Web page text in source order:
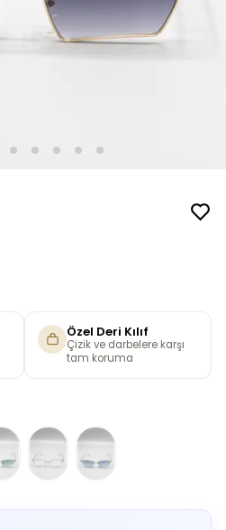
Özel Deri Kılıf
Çizik ve darbelere karşı
tam koruma